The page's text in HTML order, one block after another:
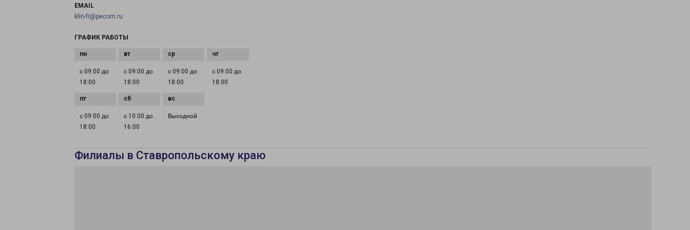
EMAIL
klin-fr@pecom.ru
ГРАФИК РАБОТЫ
с 09:00 до
18:00
с 09:00 до
18:00
с 09:00 до
18:00
с 09:00 до
18:00
с 09:00 до
18:00
с 10:00 до
16:00
Выходной
Филиалы в Ставропольскому краю